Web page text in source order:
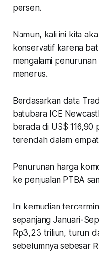
persen.
Namun, kali ini kita
konservatif karena
mengalami
menerus.
Berdasarkan data
batubara ICE
berada di US$
terendah dalam
Penurunan harga
ke penjualan PTBA
Ini kemudian
sepanjang Januari-
Rp3,23 triliun, turun
sebelumnya sebesar